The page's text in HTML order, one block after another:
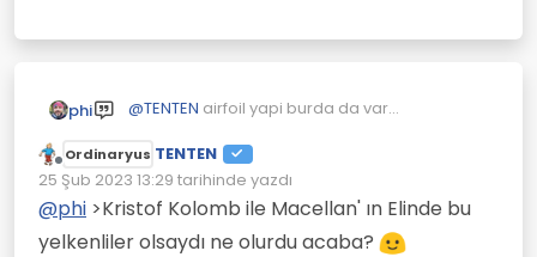
Aşağıdaki resimde yukarı doğru itilen
makaralı çubuk rüzgarın aldığı yol(Kısa kırmızı
çizgi).
Uzun kırmızılı çizgide arabanın aldığı yol.
Yelkenlerde tekerlek yerine altında düz plaka
var onlar rüzgar yönünde sürüklenmesine
engel oluyorlar.
phi @TENTEN airfoil yapi burda da var
katamaranin suda tutunmasi ayni formul
Çevrimdışı
Ordinaryus TENTEN
25 Şub 2023 13:29 tarihinde yazdı
Son düzenleyen:
@phi >Kristof Kolomb ile Macellan' ın Elinde bu
yelkenliler olsaydı ne olurdu acaba?